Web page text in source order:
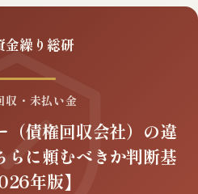
金繰り総研
収・未払い金
（債権回収会社）の違
らに頼むべきか判断基
年版】